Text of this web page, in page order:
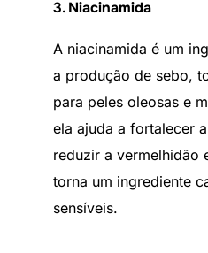
3.Niacinamida
A niacinamida é um
a produção de sebo,
para peles oleosas e
ela ajuda a fortalecer
reduzir a vermelhidão
torna um ingrediente
sensíveis.